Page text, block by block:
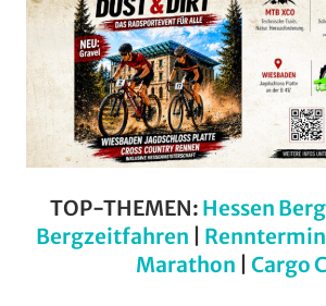
TOP-THEMEN: Hessen
Bergzeitfahren
Marathon
Cargo